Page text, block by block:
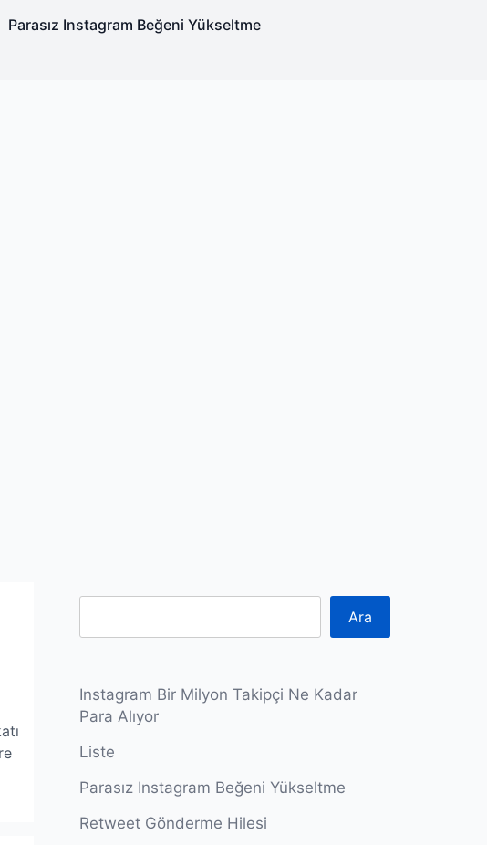
Parasız Instagram Beğeni Yükseltme
Ara
Instagram Bir Milyon Takipçi Ne Kadar
Para Alıyor
Liste
Parasız Instagram Beğeni Yükseltme
Retweet Gönderme Hilesi